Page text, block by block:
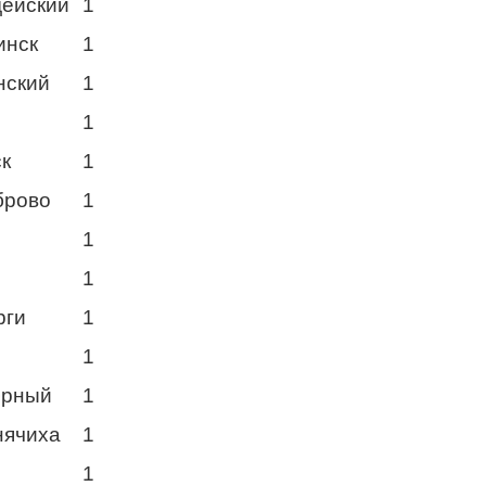
1
1
1
1
1
1
1
1
1
1
1
1